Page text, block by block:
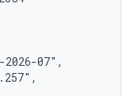
07",